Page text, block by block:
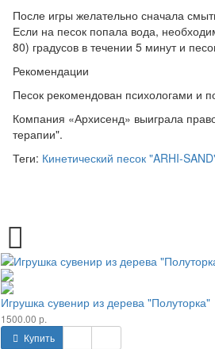
После игры желательно сначала
Если на песок попала вода,
80) градусов в течении 5 минут и
Рекомендации
Песок рекомендован психологами и
Компания «Архисенд» выиграла
терапии".
Теги: Кинетический песок "ARHI-
Игрушка сувенир из дерева "Полуторка"
1500.00 р.
Купить